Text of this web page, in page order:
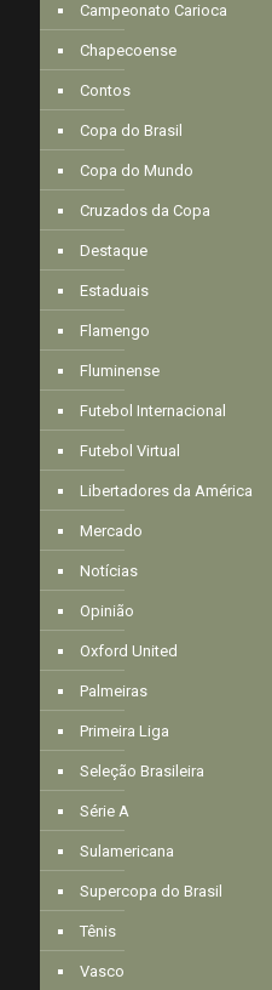
Campeonato Carioca
Chapecoense
Contos
Copa do Brasil
Copa do Mundo
Cruzados da Copa
Destaque
Estaduais
Flamengo
Fluminense
Futebol Internacional
Futebol Virtual
Libertadores da América
Mercado
Notícias
Opinião
Oxford United
Palmeiras
Primeira Liga
Seleção Brasileira
Série A
Sulamericana
Supercopa do Brasil
Tênis
Vasco